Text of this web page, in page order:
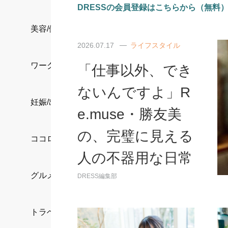
美容/健康
ワークスタイル
妊娠/出産/家族
ココロ/カラダ
グルメ
トラベル
DRESSの会員登録はこちらから（無料）
2026.07.17 ライフスタイル
「仕事以外、でき
ないんですよ」R
e.muse・勝友美
の、完璧に見える
人の不器用な日常
DRESS編集部